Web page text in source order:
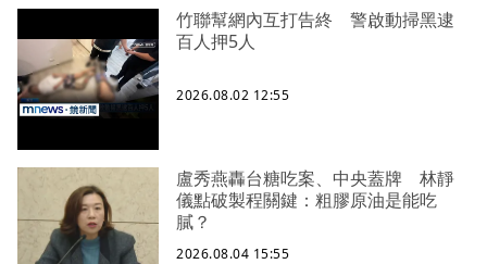
竹聯幫網內互打告終 警啟動掃黑逮
百人押5人
2026.08.02 12:55
盧秀燕轟台糖吃案、中央蓋牌 林靜
儀點破製程關鍵：粗膠原油是能吃
膩？
2026.08.04 15:55